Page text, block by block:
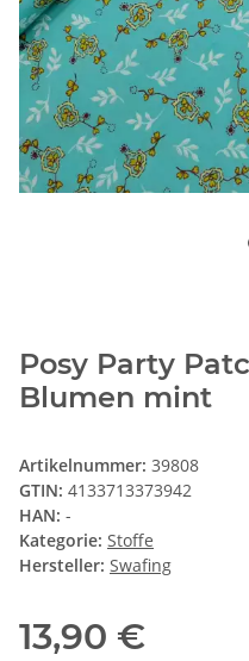
Posy Party
Blumen mint
Artikelnummer: 39808
GTIN: 4133713373942
HAN: -
Kategorie: Stoffe
Hersteller: Swafing
13,90 €